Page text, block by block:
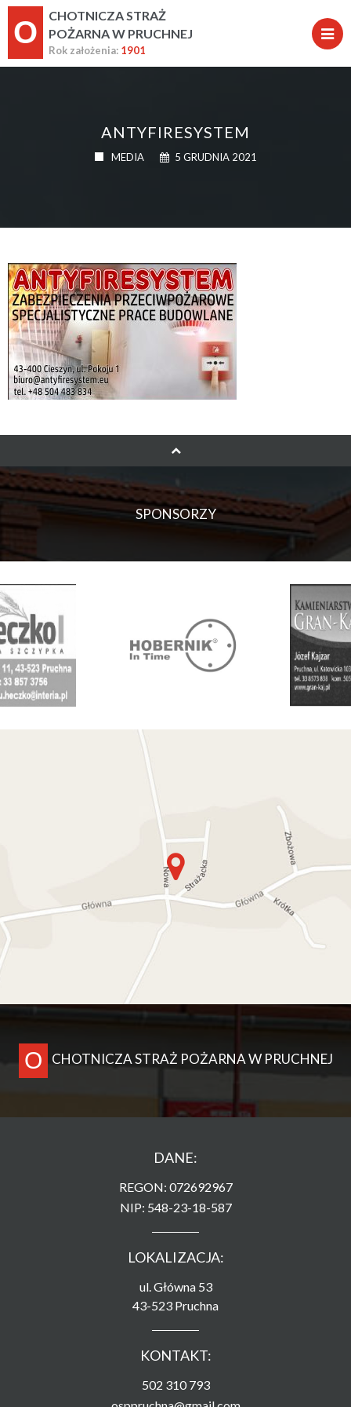
O
CHOTNICZA STRAŻ
POŻARNA W PRUCHNEJ
Rok założenia: 1901
ANTYFIRESYSTEM
MEDIA 5 GRUDNIA 2021
SPONSORZY
O CHOTNICZA STRAŻ POŻARNA W PRUCHNEJ
DANE:
REGON: 072692967
NIP: 548-23-18-587
LOKALIZACJA:
ul. Główna 53
43-523 Pruchna
KONTAKT:
502 310 793